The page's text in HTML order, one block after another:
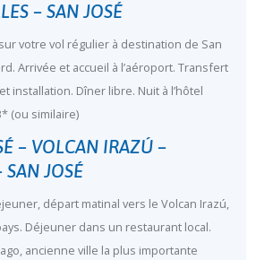
– SAN JOSÉ
votre vol régulier à destination de San
Arrivée et accueil à l’aéroport. Transfert
installation. Dîner libre. Nuit à l’hôtel
(ou similaire)
– VOLCAN IRAZÚ –
SAN JOSÉ
départ matinal vers le Volcan Irazú,
Déjeuner dans un restaurant local.
ancienne ville la plus importante